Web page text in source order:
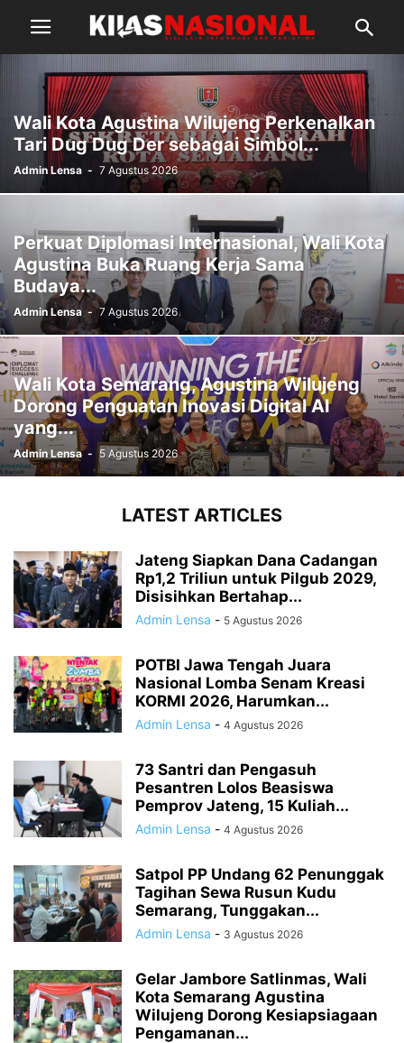
Wali Kota Agustina Wilujeng Perkenalkan
Tari Dug Dug Der sebagai Simbol...
Admin Lensa - 7 Agustus 2026
Perkuat Diplomasi Internasional, Wali Kota
Agustina Buka Ruang Kerja Sama
Budaya...
Admin Lensa - 7 Agustus 2026
Wali Kota Semarang, Agustina Wilujeng
Dorong Penguatan Inovasi Digital AI
yang...
Admin Lensa - 5 Agustus 2026
LATEST ARTICLES
Jateng Siapkan Dana Cadangan
Rp1,2 Triliun untuk Pilgub 2029,
Disisihkan Bertahap...
Admin Lensa - 5 Agustus 2026
POTBI Jawa Tengah Juara
Nasional Lomba Senam Kreasi
KORMI 2026, Harumkan...
Admin Lensa - 4 Agustus 2026
73 Santri dan Pengasuh
Pesantren Lolos Beasiswa
Pemprov Jateng, 15 Kuliah...
Admin Lensa - 4 Agustus 2026
Satpol PP Undang 62 Penunggak
Tagihan Sewa Rusun Kudu
Semarang, Tunggakan...
Admin Lensa - 3 Agustus 2026
Gelar Jambore Satlinmas, Wali
Kota Semarang Agustina
Wilujeng Dorong Kesiapsiagaan
Pengamanan...